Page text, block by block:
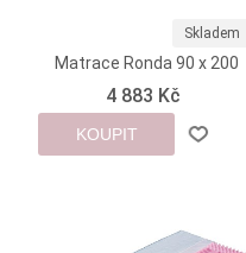
Skladem
Matrace Ronda 90 x 200
4 883 Kč
KOUPIT